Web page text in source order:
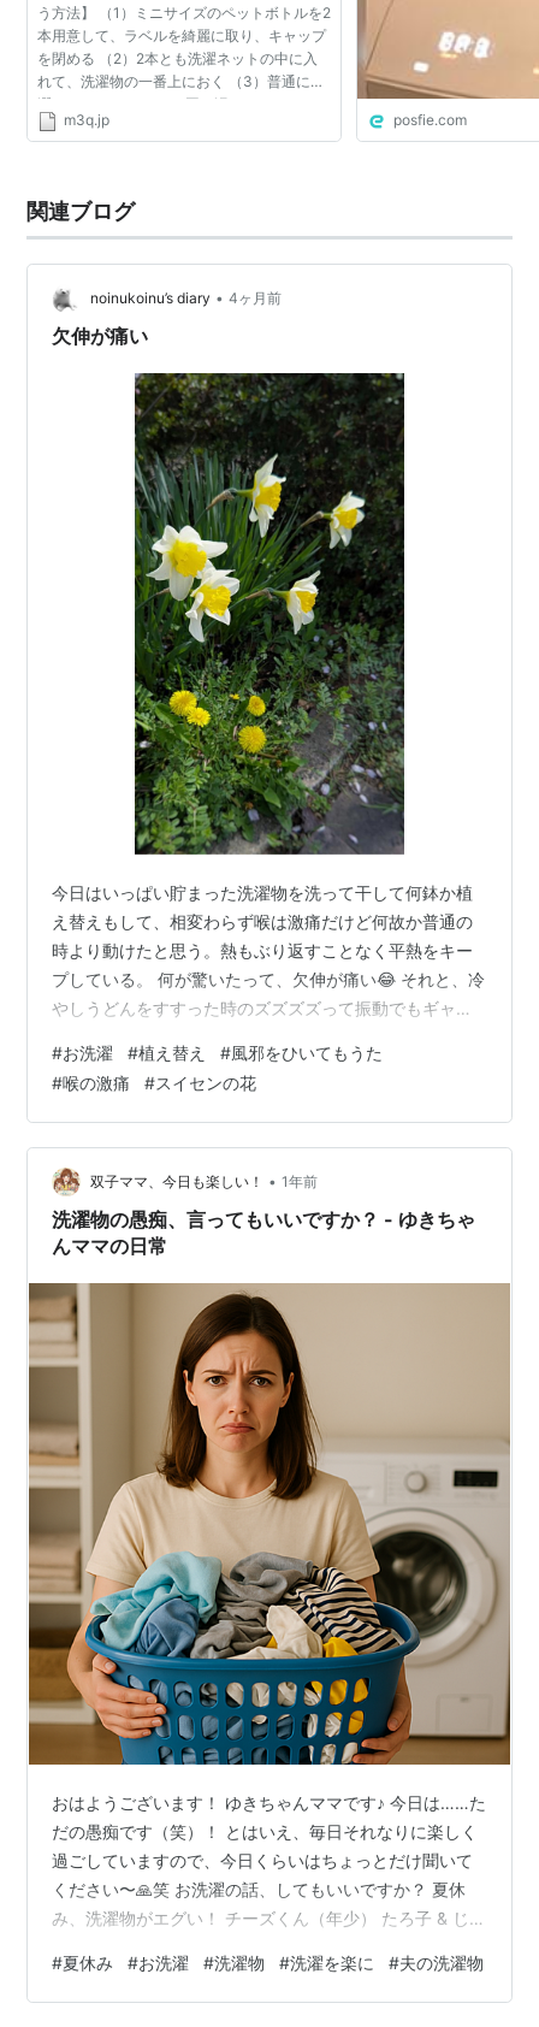
う方法】 （1）ミニサイズのペットボトルを2
本用意して、ラベルを綺麗に取り、キャップ
を閉める （2）2本とも洗濯ネットの中に入
れて、洗濯物の一番上におく （3）普通に洗
濯する これだけで、頑固な汚れもすっきりキ
レイになりますよ。 【洗濯物の頑固な汚れを
m3q.jp posfie.com
関連ブログ
noinukoinu’s diary • 4ヶ月前
欠伸が痛い
今日はいっぱい貯まった洗濯物を洗って干して何鉢か植
え替えもして、相変わらず喉は激痛だけど何故か普通の
時より動けたと思う。熱もぶり返すことなく平熱をキー
プしている。 何が驚いたって、欠伸が痛い😂 それと、冷
やしうどんをすすった時のズズズズって振動でもギャ
間ぐらい前にロキソニンを飲もうか迷ったけど、1日1錠
でも飲み続けるのは良くないから今日は我慢した。 イン
フルやコロナに罹った時のようなアスファルトを貫通し
て沈んで行ってしまいそうな脱力感がまったく出なかっ
たので、それだけは良かったと思う。
#お洗濯 #植え替え #風邪をひいてもうた
#喉の激痛 #スイセンの花
双子ママ、今日も楽しい！ • 1年前
洗濯物の愚痴、言ってもいいですか？ - ゆきちゃ
んママの日常
おはようございます！ ゆきちゃんママです♪ 今日は……た
だの愚痴です（笑）！ とはいえ、毎日それなりに楽しく
過ごしていますので、今日くらいはちょっとだけ聞いて
ください〜🙏笑 お洗濯の話、してもいいですか？ 夏休
み、洗濯物がエグい！ チーズくん（年少） たろ子 & じろ
るんでしょうか（笑） すっきりしたので、もう大丈夫で
す！ お洗濯の話、してもいいですか？ 何の愚痴かという
#夏休み #お洗濯 #洗濯物 #洗濯を楽に #夫の洗濯物